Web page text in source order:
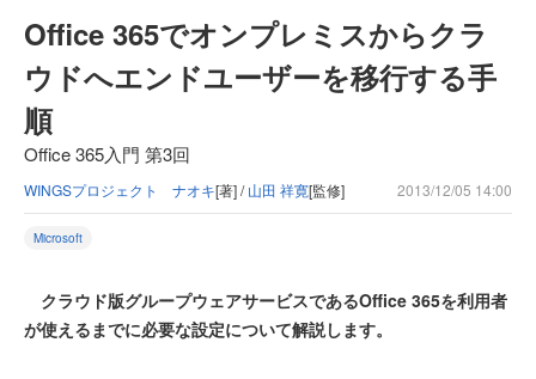
Office 365でオンプレミスからクラ
ウドへエンドユーザーを移行する手
順
Office 365入門 第3回
WINGSプロジェクト ナオキ[著] /山田 祥寛[監修] 2013/12/05 14:00
Microsoft
クラウド版グループウェアサービスであるOffice 365を利用者
が使えるまでに必要な設定について解説します。